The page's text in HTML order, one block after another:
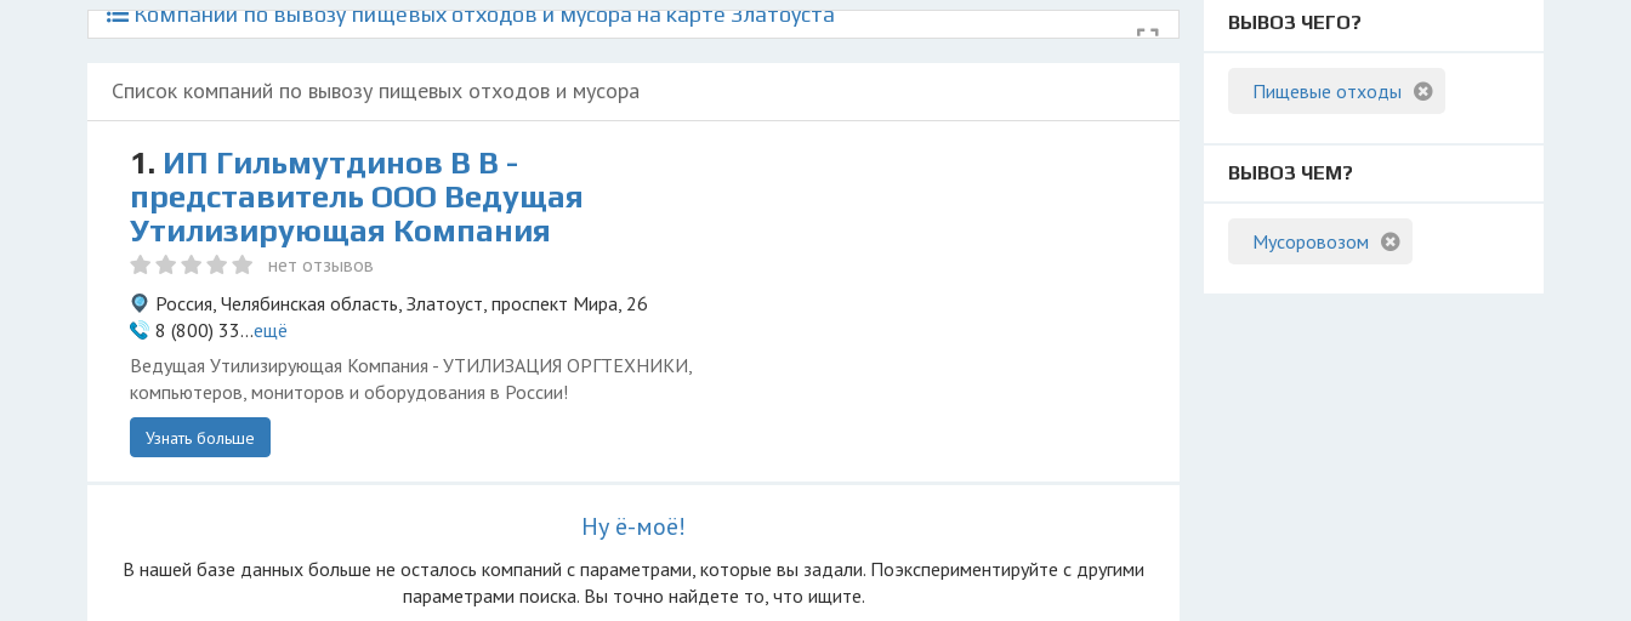
ВЫВОЗ ЧЕГО?
Пищевые отходы
ВЫВОЗ ЧЕМ?
Мусоровозом
Компании по вывозу пищевых отходов и мусора на карте Златоуста
Список компаний по вывозу пищевых отходов и мусора
1. ИП Гильмутдинов В В -
представитель ООО Ведущая
Утилизирующая Компания
нет отзывов
Россия, Челябинская область, Златоуст, проспект Мира, 26
8 (800) 33...ещё
Ведущая Утилизирующая Компания - УТИЛИЗАЦИЯ ОРГТЕХНИКИ,
компьютеров, мониторов и оборудования в России!
Узнать больше
Ну ё-моё!
В нашей базе данных больше не осталоcь компаний с параметрами, которые вы задали. Поэкспериментируйте с другими
параметрами поиска. Вы точно найдете то, что ищите.